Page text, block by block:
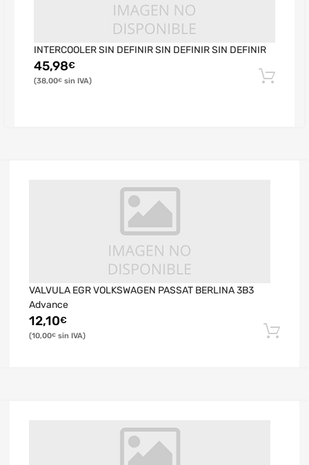
INTERCOOLER SIN DEFINIR SIN DEFINIR SIN DEFINIR
45,98€
38,00€
VALVULA EGR VOLKSWAGEN PASSAT BERLINA 3B3
Advance
12,10€
10,00€